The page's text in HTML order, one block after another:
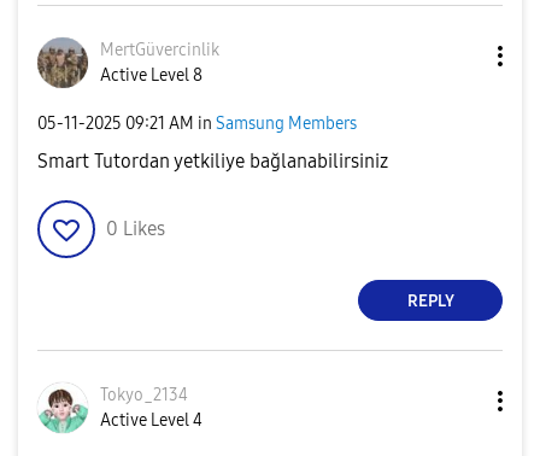
MertGüvercinlik
Active Level 8
‎05-11-2025 09:21 AM in Samsung Members
Smart Tutordan yetkiliye bağlanabilirsiniz
0 Likes
REPLY
Tokyo_2134
Active Level 4